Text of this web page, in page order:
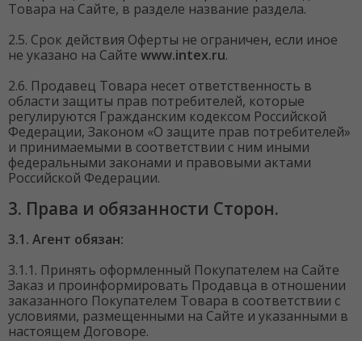
Товара на Сайте, в разделе название раздела.
2.5. Срок действия Оферты не ограничен, если иное
не указано на Сайте www.intex.ru.
2.6. Продавец Товара несет ответственность в
области защиты прав потребителей, которые
регулируются Гражданским кодексом Российской
Федерации, Законом «О защите прав потребителей»
и принимаемыми в соответствии с ним иными
федеральными законами и правовыми актами
Российской Федерации.
3. Права и обязанности Сторон.
3.1. Агент обязан:
3.1.1. Принять оформленный Покупателем на Сайте
Заказ и проинформировать Продавца в отношении
заказанного Покупателем Товара в соответствии с
условиями, размещенными на Сайте и указанными в
настоящем Договоре.